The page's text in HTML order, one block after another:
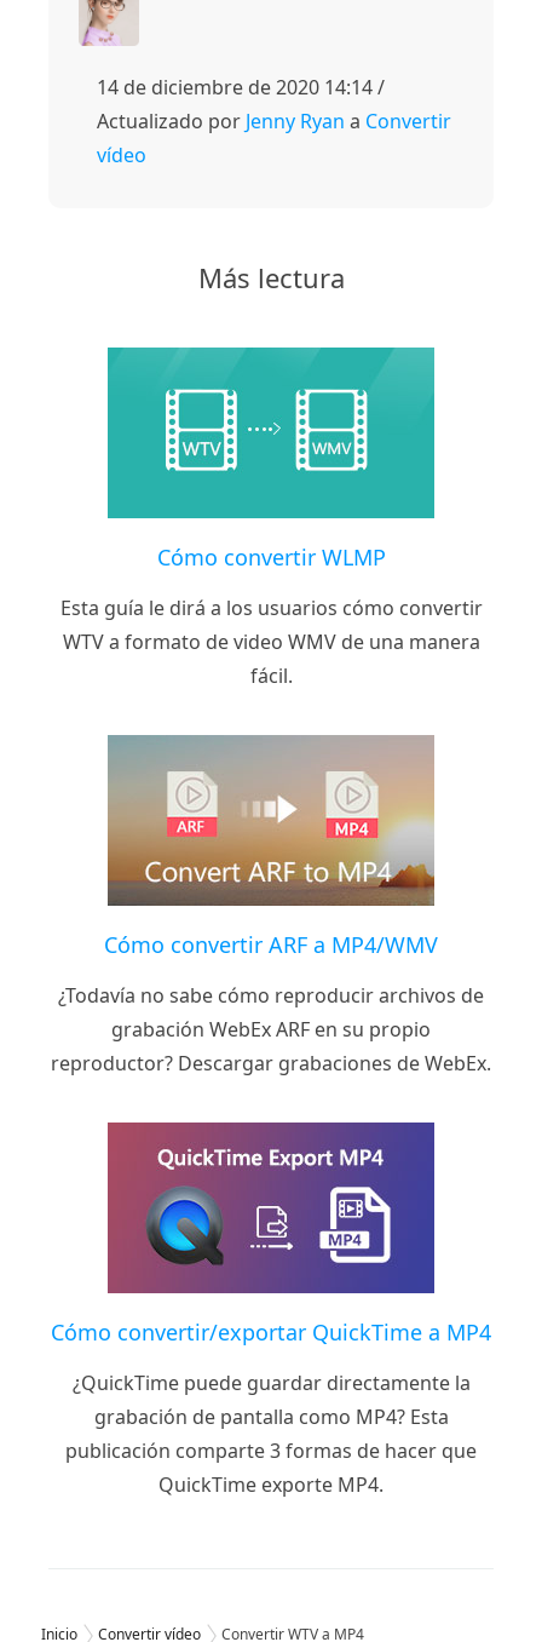
14 de diciembre de 2020 14:14 /
Actualizado por Jenny Ryan a Convertir
vídeo
Más lectura
Cómo convertir WLMP
Esta guía le dirá a los usuarios cómo convertir
WTV a formato de video WMV de una manera
fácil.
Cómo convertir ARF a MP4/WMV
¿Todavía no sabe cómo reproducir archivos de
grabación WebEx ARF en su propio
reproductor? Descargar grabaciones de WebEx.
Cómo convertir/exportar QuickTime a MP4
¿QuickTime puede guardar directamente la
grabación de pantalla como MP4? Esta
publicación comparte 3 formas de hacer que
QuickTime exporte MP4.
Inicio Convertir vídeo Convertir WTV a MP4